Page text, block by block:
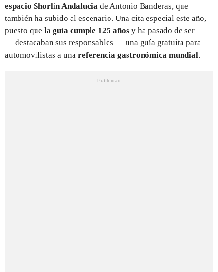
espacio Shorlin Andalucia de Antonio Banderas, que
también ha subido al escenario. Una cita especial este año,
puesto que la guía cumple 125 años y ha pasado de ser
— destacaban sus responsables— una guía gratuita para
automovilistas a una referencia gastronómica mundial.